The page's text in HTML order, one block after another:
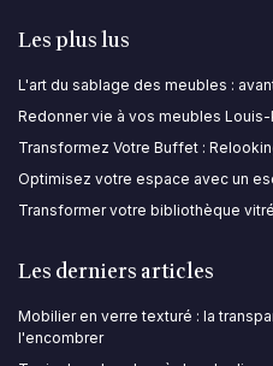
Les plus lus
L'art du sablage des meubles :
Redonner vie à vos meubles
Transformez Votre Buffet :
Optimisez votre espace avec un
Transformer votre bibliothèque
Les derniers articles
Mobilier en verre texturé : la
l'encombrer